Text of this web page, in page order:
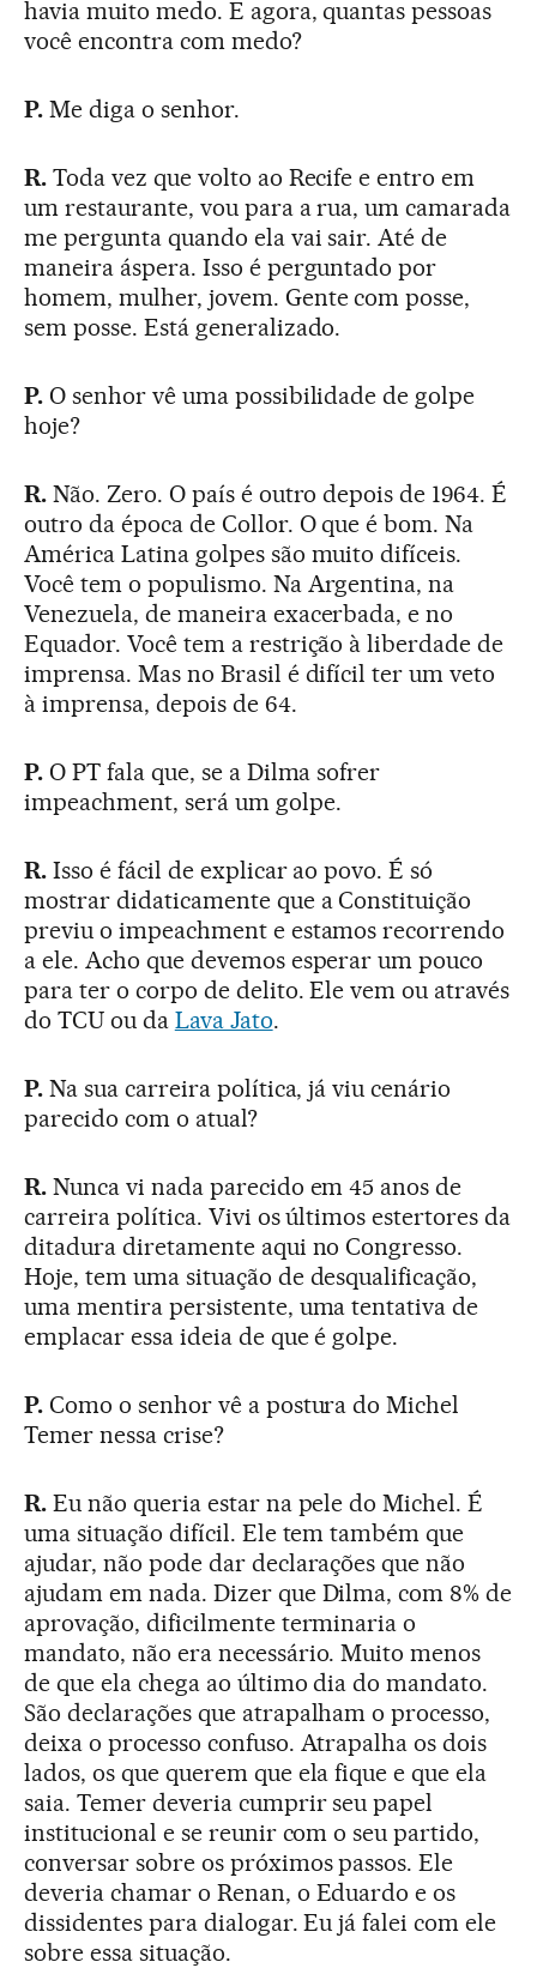
havia muito medo. E agora, quantas pessoas
você encontra com medo?
P. Me diga o senhor.
R. Toda vez que volto ao Recife e entro em
um restaurante, vou para a rua, um camarada
me pergunta quando ela vai sair. Até de
maneira áspera. Isso é perguntado por
homem, mulher, jovem. Gente com posse,
sem posse. Está generalizado.
P.O senhor vê uma possibilidade de golpe
hoje?
R.Não. Zero. O país é outro depois de 1964. É
outro da época de Collor. O que é bom. Na
América Latina golpes são muito difíceis.
Você tem o populismo. Na Argentina, na
Venezuela, de maneira exacerbada, e no
Equador. Você tem a restrição à liberdade de
imprensa. Mas no Brasil é difícil ter um veto
à imprensa, depois de 64.
P.O PT fala que, se a Dilma sofrer
impeachment, será um golpe.
R. Isso é fácil de explicar ao povo. É só
mostrar didaticamente que a Constituição
previu o impeachment e estamos recorrendo
a ele. Acho que devemos esperar um pouco
para ter o corpo de delito. Ele vem ou através
do TCU ou da Lava Jato.
P. Na sua carreira política, já viu cenário
parecido com o atual?
R. Nunca vi nada parecido em 45 anos de
carreira política. Vivi os últimos estertores da
ditadura diretamente aqui no Congresso.
Hoje, tem uma situação de desqualificação,
uma mentira persistente, uma tentativa de
emplacar essa ideia de que é golpe.
P. Como o senhor vê a postura do Michel
Temer nessa crise?
R.Eu não queria estar na pele do Michel. É
uma situação difícil. Ele tem também que
ajudar, não pode dar declarações que não
ajudam em nada. Dizer que Dilma, com 8% de
aprovação, dificilmente terminaria o
mandato, não era necessário. Muito menos
de que ela chega ao último dia do mandato.
São declarações que atrapalham o processo,
deixa o processo confuso. Atrapalha os dois
lados, os que querem que ela fique e que ela
saia. Temer deveria cumprir seu papel
institucional e se reunir com o seu partido,
conversar sobre os próximos passos. Ele
deveria chamar o Renan, o Eduardo e os
dissidentes para dialogar. Eu já falei com ele
sobre essa situação.